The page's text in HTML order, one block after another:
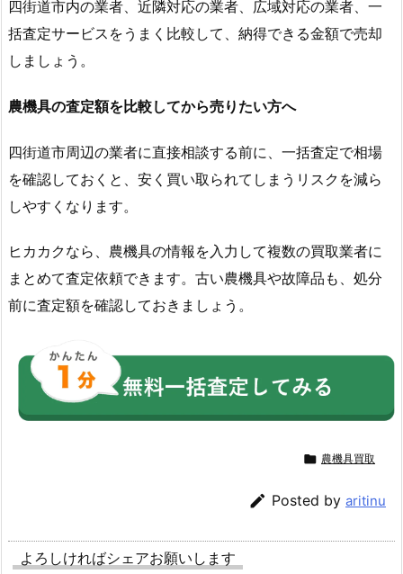
四街道市内の業者、近隣対応の業者、広域対応の業者、一
括査定サービスをうまく比較して、納得できる金額で売却
しましょう。
農機具の査定額を比較してから売りたい方へ
四街道市周辺の業者に直接相談する前に、一括査定で相場
を確認しておくと、安く買い取られてしまうリスクを減ら
しやすくなります。
ヒカカクなら、農機具の情報を入力して複数の買取業者に
まとめて査定依頼できます。古い農機具や故障品も、処分
前に査定額を確認しておきましょう。
 農機具買取
 Posted by aritinu
よろしければシェアお願いします